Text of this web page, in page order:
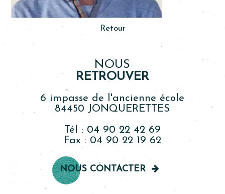
Retour
NOUS
RETROUVER
6 impasse de l'ancienne école
84450 JONQUERETTES
Tél : 04 90 22 42 69
Fax : 04 90 22 19 62
NOUS CONTACTER